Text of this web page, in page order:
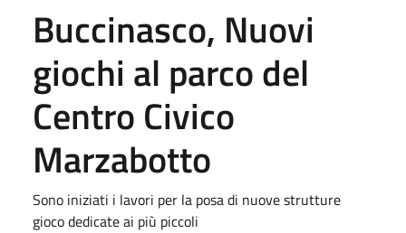
Buccinasco, Nuovi
giochi al parco del
Centro Civico
Marzabotto
Sono iniziati i lavori per la posa di nuove strutture
gioco dedicate ai più piccoli